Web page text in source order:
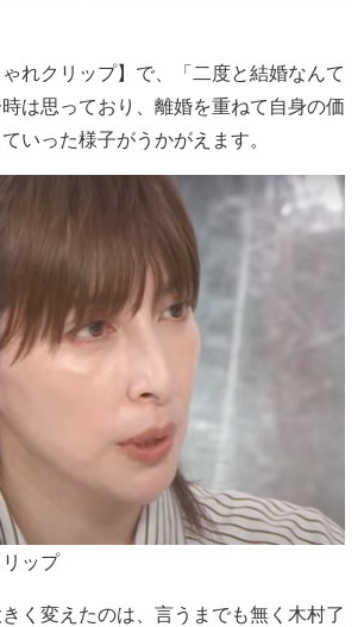
ゃれクリップ】 で、
「二度と結婚なんて
は思っており、離婚を重ねて自身の価
いった様子がうかがえます。
ップ
く変えたのは、 言うまでも無く木村了